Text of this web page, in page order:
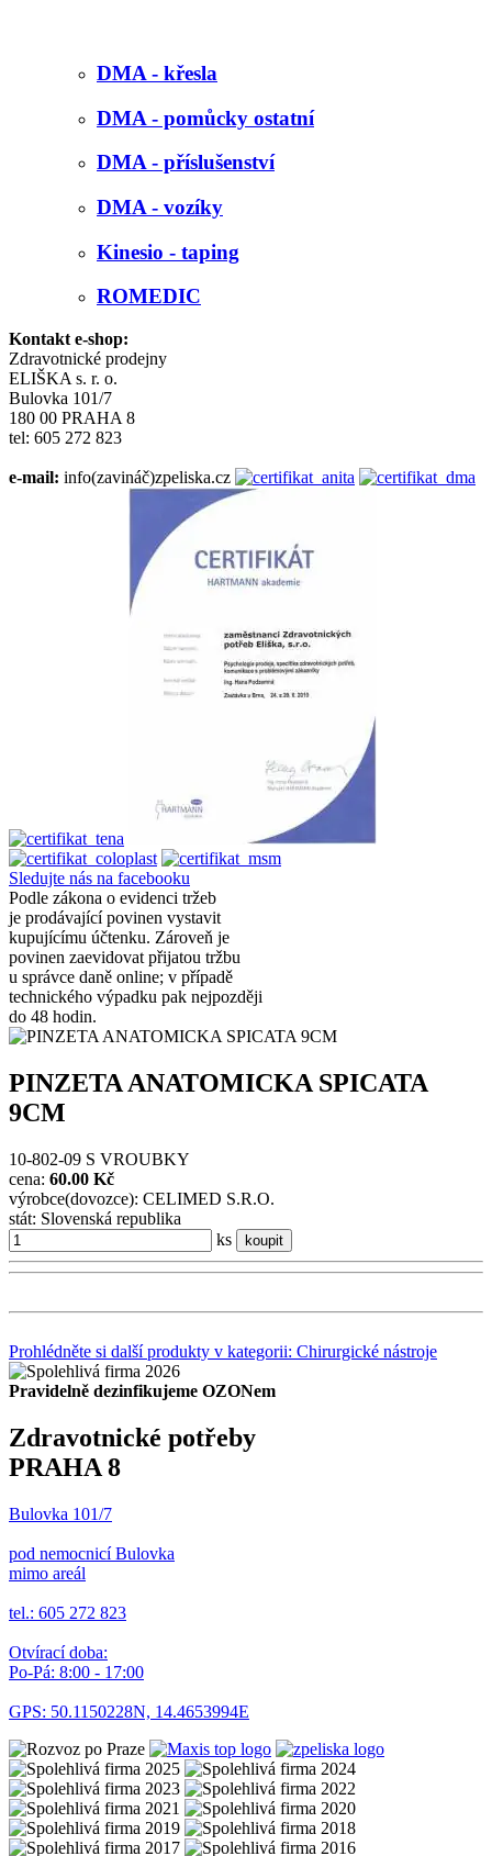
DMA - křesla
DMA - pomůcky ostatní
DMA - příslušenství
DMA - vozíky
Kinesio - taping
ROMEDIC
Kontakt e-shop:
Zdravotnické prodejny
ELIŠKA s. r. o.
Bulovka 101/7
180 00 PRAHA 8
tel: 605 272 823
e-mail: info(zavináč)zpeliska.cz
Sledujte nás na facebooku
Podle zákona o evidenci tržeb
je prodávající povinen vystavit
kupujícímu účtenku. Zároveň je
povinen zaevidovat přijatou tržbu
u správce daně online; v případě
technického výpadku pak nejpozději
do 48 hodin.
PINZETA ANATOMICKA SPICATA
9CM
10-802-09 S VROUBKY
cena: 60.00 Kč
výrobce(dovozce): CELIMED S.R.O.
stát: Slovenská republika
ks
koupit
Prohlédněte si další produkty v kategorii: Chirurgické nástroje
Pravidelně dezinfikujeme OZONem
Zdravotnické potřeby
PRAHA 8
Bulovka 101/7
pod nemocnicí Bulovka
mimo areál
tel.: 605 272 823
Otvírací doba:
Po-Pá: 8:00 - 17:00
GPS: 50.1150228N, 14.4653994E